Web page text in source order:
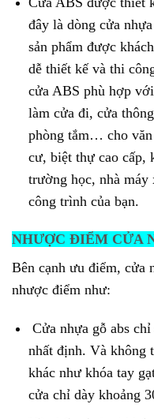
đây là dòng cửa
sản phẩm được
dễ thiết kế và thi
cửa ABS phù hợp
làm cửa đi, cửa
phòng tắm… cho văn
cư, biệt thự cao cấp,
trường học, nhà
công trình của bạn.
NHƯỢC ĐIỂM CỬA
Bên cạnh ưu điểm, cửa
nhược điểm như:
Cửa nhựa gỗ abs
nhất định. Và không
khác như khóa tay
cửa chỉ dày khoảng